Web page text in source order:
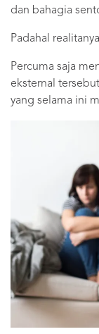
dan bahagia
Padahal
Percuma saja
eksternal
yang selama ini